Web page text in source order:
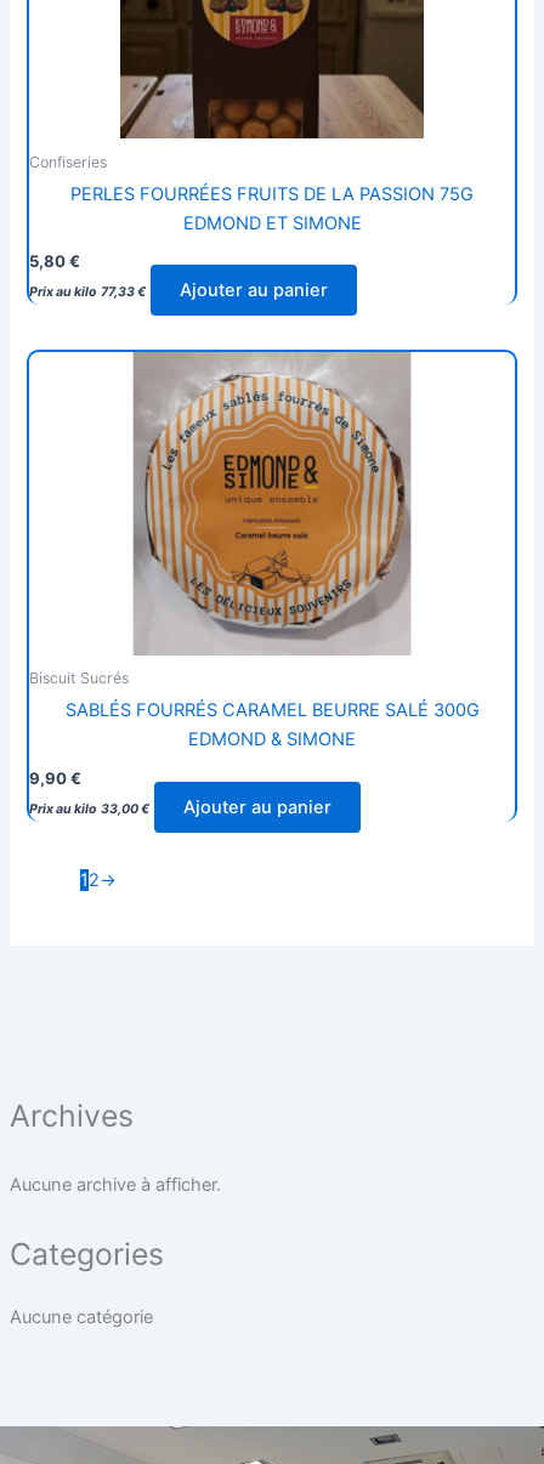
Archives
Aucune archive à afficher.
Categories
Aucune catégorie
Confiseries
PERLES FOURRÉES FRUITS DE LA PASSION 75G
EDMOND ET SIMONE
5,80€
Prix au kilo 77,33€ Ajouter au panier
Biscuit Sucrés
SABLÉS FOURRÉS CARAMEL BEURRE SALÉ 300G
EDMOND & SIMONE
9,90€
Prix au kilo 33,00€ Ajouter au panier
12→